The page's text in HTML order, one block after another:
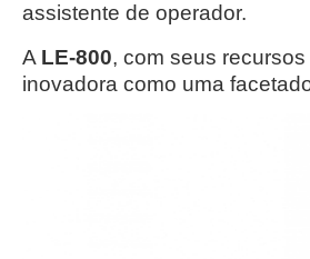
assistente de operador.
A LE-800, com seus
inovadora como uma